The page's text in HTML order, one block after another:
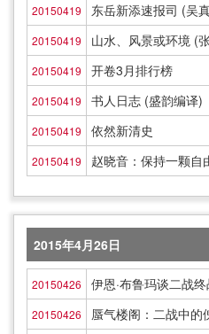
20150419 东岳新添速报司 (吴
20150419 山水、风景或环境 (
20150419 开卷3月排行榜
20150419 书人日志 (盛韵编译)
20150419 依然新清史
20150419 赵晓音：保持一颗自
2015年4月26日
20150426 伊恩·布鲁玛谈二战
20150426 蜃气楼阁：二战中的